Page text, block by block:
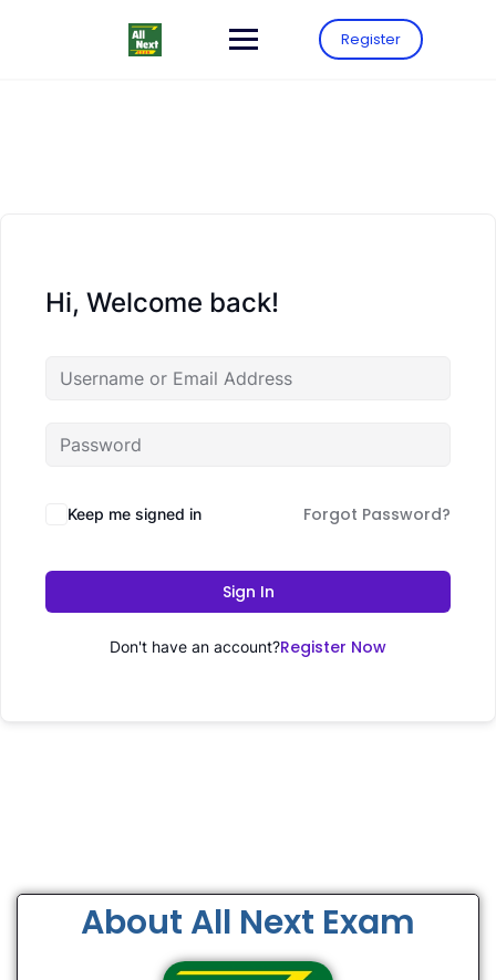
Register
Hi, Welcome back!
Keep me signed in Forgot Password?
Sign In
Don't have an account?Register Now
About All Next Exam